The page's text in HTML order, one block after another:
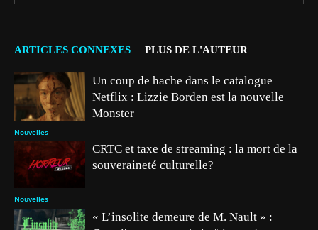
ARTICLES CONNEXES PLUS DE L'AUTEUR
Nouvelles
Un coup de hache dans le catalogue
Netflix : Lizzie Borden est la nouvelle
Monster
Nouvelles
CRTC et taxe de streaming : la mort de la
souveraineté culturelle?
« L’insolite demeure de M. Nault » :